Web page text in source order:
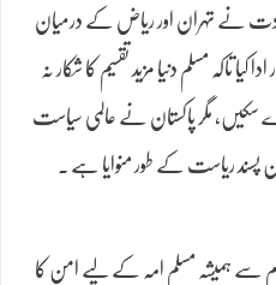
نے تہران اور ریاض کے درمیان
تاکہ مسلم دنیا مزید تقسیم کا شکار نہ
سکیں، مگر پاکستان نے عالمی سیاست
پسند ریاست کے طور منوایا ہے ۔
سے ہمیشہ مسلم امہ کے لیے امن کا